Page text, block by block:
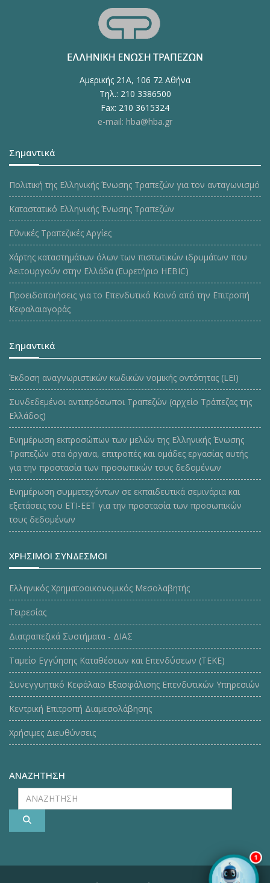
1
Αμερικής 21Α, 106 72 Αθήνα
Τηλ.: 210 3386500
Fax: 210 3615324
e-mail: hba@hba.gr
Σημαντικά
Πολιτική της Ελληνικής Ένωσης Τραπεζών για τον ανταγωνισμό
Καταστατικό Ελληνικής Ένωσης Τραπεζών
Εθνικές Τραπεζικές Αργίες
Χάρτης καταστημάτων όλων των πιστωτικών ιδρυμάτων που
λειτουργούν στην Ελλάδα (Ευρετήριο HEBIC)
Προειδοποιήσεις για το Επενδυτικό Κοινό από την Επιτροπή
Κεφαλαιαγοράς
Σημαντικά
Έκδοση αναγνωριστικών κωδικών νομικής οντότητας (LEI)
Συνδεδεμένοι αντιπρόσωποι Τραπεζών (αρχείο Τράπεζας της
Ελλάδος)
Ενημέρωση εκπροσώπων των μελών της Ελληνικής Ένωσης
Τραπεζών στα όργανα, επιτροπές και ομάδες εργασίας αυτής
για την προστασία των προσωπικών τους δεδομένων
Ενημέρωση συμμετεχόντων σε εκπαιδευτικά σεμινάρια και
εξετάσεις του ΕΤΙ-ΕΕΤ για την προστασία των προσωπικών
τους δεδομένων
ΧΡΗΣΙΜΟΙ ΣΥΝΔΕΣΜΟΙ
Ελληνικός Χρηματοοικονομικός Μεσολαβητής
Τειρεσίας
Διατραπεζικά Συστήματα - ΔΙΑΣ
Ταμείο Εγγύησης Καταθέσεων και Επενδύσεων (ΤΕΚE)
Συνεγγυητικό Κεφάλαιο Εξασφάλισης Επενδυτικών Υπηρεσιών
Κεντρική Επιτροπή Διαμεσολάβησης
Χρήσιμες Διευθύνσεις
ΑΝΑΖΗΤΗΣΗ
ΑΝΑΖΗΤΗΣΗ